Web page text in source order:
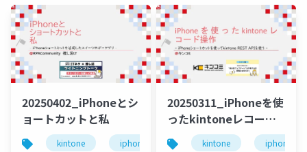
20250402_iPhoneとシ
ョートカットと私
kintone iphone ショートカット rpalt
20250311_iPhoneを使
ったkintoneレコード
操作
kintone iphone